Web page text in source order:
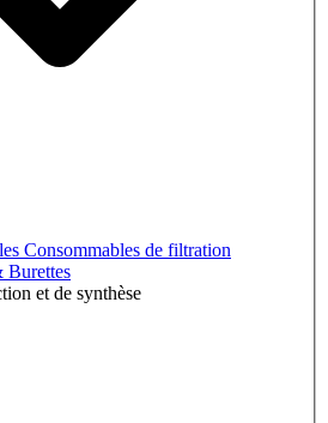
Consommables de filtration
Burettes
et de synthèse